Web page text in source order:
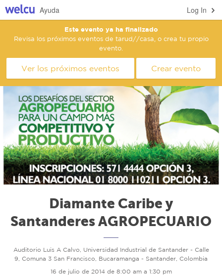
Log In
Ayuda
Este evento ya ha finalizado
Revisa los próximos eventos de tarud//casa, o crea tu propio
evento.
Ver los próximos eventos Crear evento
Diamante Caribe y
Santanderes AGROPECUARIO
Auditorio Luis A Calvo, Universidad Industrial de Santander - Calle
9, Comuna 3 San Francisco, Bucaramanga - Santander, Colombia
16 de julio de 2014 de 8:00 am a 1:30 pm